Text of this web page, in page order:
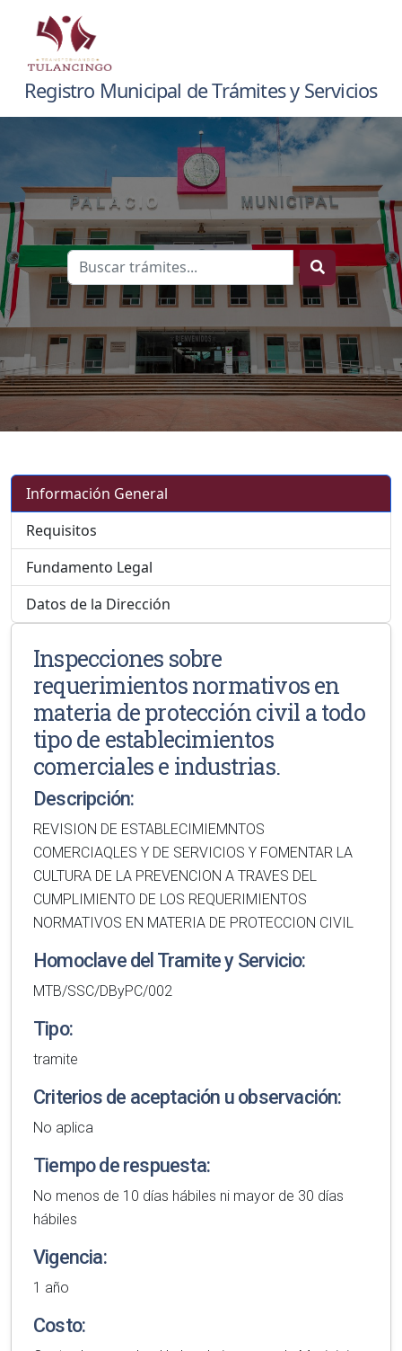
Registro Municipal de Trámites y Servicios
Información General
Requisitos
Fundamento Legal
Datos de la Dirección
Inspecciones sobre
requerimientos normativos en
materia de protección civil a todo
tipo de establecimientos
comerciales e industrias.
Descripción:
REVISION DE ESTABLECIMIEMNTOS
COMERCIAQLES Y DE SERVICIOS Y FOMENTAR LA
CULTURA DE LA PREVENCION A TRAVES DEL
CUMPLIMIENTO DE LOS REQUERIMIENTOS
NORMATIVOS EN MATERIA DE PROTECCION CIVIL
Homoclave del Tramite y Servicio:
MTB/SSC/DByPC/002
Tipo:
tramite
Criterios de aceptación u observación:
No aplica
Tiempo de respuesta:
No menos de 10 días hábiles ni mayor de 30 días
hábiles
Vigencia:
1 año
Costo: